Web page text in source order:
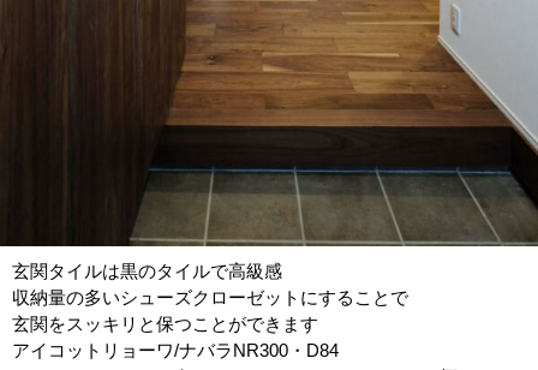
玄関タイルは黒のタイルで高級感
収納量の多いシューズクローゼットにすることで
玄関をスッキリと保つことができます
アイコットリョーワ/ナバラNR300・D84